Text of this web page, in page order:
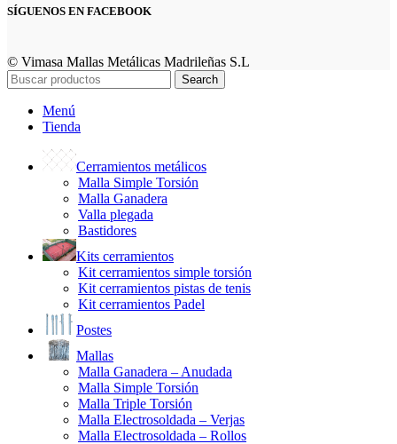
SÍGUENOS EN FACEBOOK
© Vimasa Mallas Metálicas Madrileñas S.L
Search
Menú
Tienda
Cerramientos metálicos
Malla Simple Torsión
Malla Ganadera
Valla plegada
Bastidores
Kits cerramientos
Kit cerramientos simple torsión
Kit cerramientos pistas de tenis
Kit cerramientos Padel
Postes
Mallas
Malla Ganadera – Anudada
Malla Simple Torsión
Malla Triple Torsión
Malla Electrosoldada – Verjas
Malla Electrosoldada – Rollos